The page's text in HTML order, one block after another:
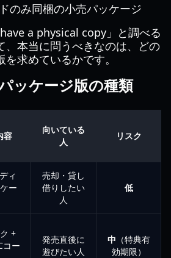
のみ同梱の小売パッケージ
a physical copy」と調べる
、本当に問うべきなのは、どの
求めているかです。
ッケージ版の種類
容
向いている
人
リスク
ィ
ー
売却・貸し
借りしたい
人
低
+
コー
発売直後に
遊びたい人
中 （特典有
効期限）